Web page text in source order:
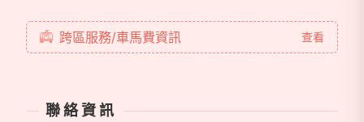
跨區服務/車馬費資訊 查看
聯絡資訊